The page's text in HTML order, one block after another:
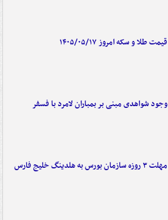
قیمت طلا و سکه امروز ۱۴۰۵/۰۵/۱۷
وجود شواهدی مبنی بر بمباران لامرد با فسفر
مهلت ۳ روزه سازمان بورس به هلدینگ خلیج فارس